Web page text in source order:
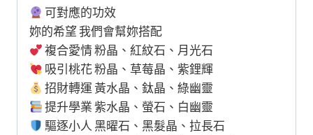
可對應的功效
妳的希望 我們會幫妳搭配
複合愛情 粉晶、紅紋石、月光石
吸引桃花 粉晶、草莓晶、紫鋰輝
招財轉運 黃水晶、鈦晶、綠幽靈
提升學業 紫水晶、螢石、白幽靈
驅逐小人 黑曜石、黑髮晶、拉長石